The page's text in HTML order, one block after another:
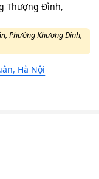
Thượng Đình,
Phường Khương Đình,
Hà Nội